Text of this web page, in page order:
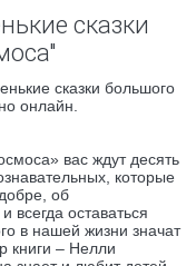
сказки
сказки большого
онлайн.
вас ждут десять
которые
об
всегда оставаться
в нашей жизни значат
книги – Нелли